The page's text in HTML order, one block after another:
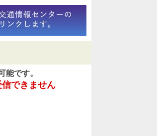
能です。
できません